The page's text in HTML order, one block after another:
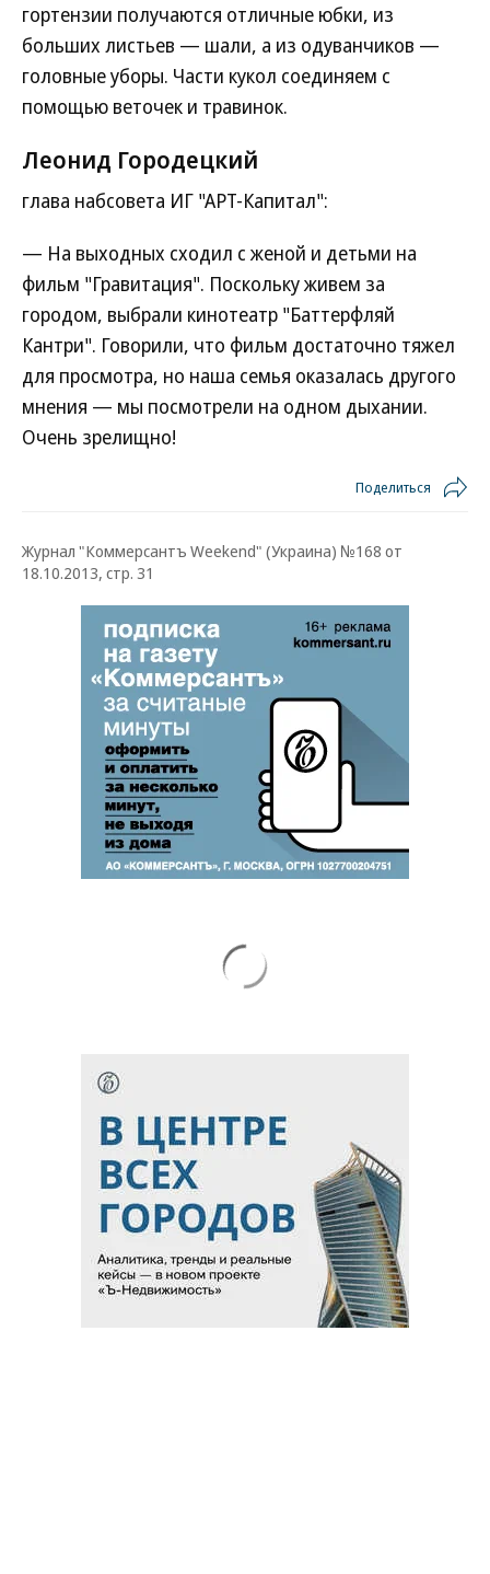
гортензии получаются отличные юбки, из
больших листьев — шали, а из одуванчиков —
головные уборы. Части кукол соединяем с
помощью веточек и травинок.
Леонид Городецкий
глава набсовета ИГ "АРТ-Капитал":
— На выходных сходил с женой и детьми на
фильм "Гравитация". Поскольку живем за
городом, выбрали кинотеатр "Баттерфляй
Кантри". Говорили, что фильм достаточно тяжел
для просмотра, но наша семья оказалась другого
мнения — мы посмотрели на одном дыхании.
Очень зрелищно!
Поделиться
Журнал "Коммерсантъ Weekend" (Украина) №168 от
18.10.2013, стр. 31